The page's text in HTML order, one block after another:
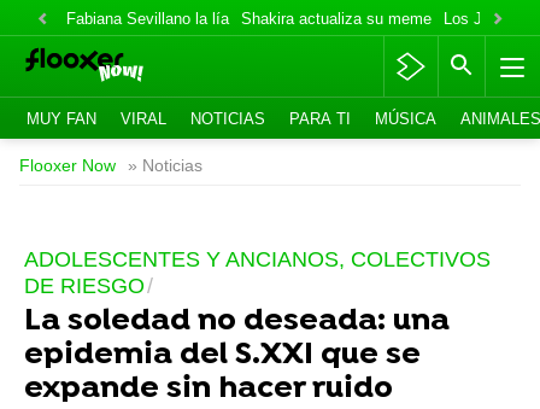
Fabiana Sevillano la lía Shakira actualiza su meme Los Jonas
MUY FAN VIRAL NOTICIAS PARA TI MÚSICA ANIMALES
Flooxer Now » Noticias
ADOLESCENTES Y ANCIANOS, COLECTIVOS
DE RIESGO
La soledad no deseada: una
epidemia del S.XXI que se
expande sin hacer ruido